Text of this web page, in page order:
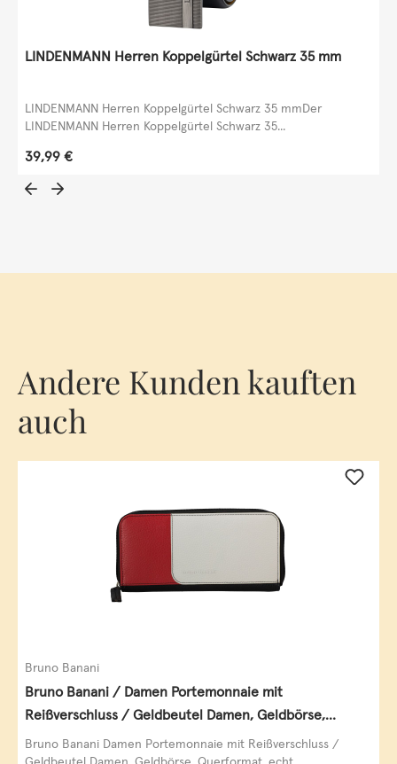
LINDENMANN Herren Koppelgürtel Schwarz 35 mm
LINDENMANN Herren Koppelgürtel Schwarz 35 mmDer
LINDENMANN Herren Koppelgürtel Schwarz 35...
Regulärer Preis:
39,99 €
Andere Kunden kauften
auch
Bruno Banani
Bruno Banani / Damen Portemonnaie mit
Reißverschluss / Geldbeutel Damen, Geldbörse,
Querformat, echt Leder, black/white/red
Bruno Banani Damen Portemonnaie mit Reißverschluss /